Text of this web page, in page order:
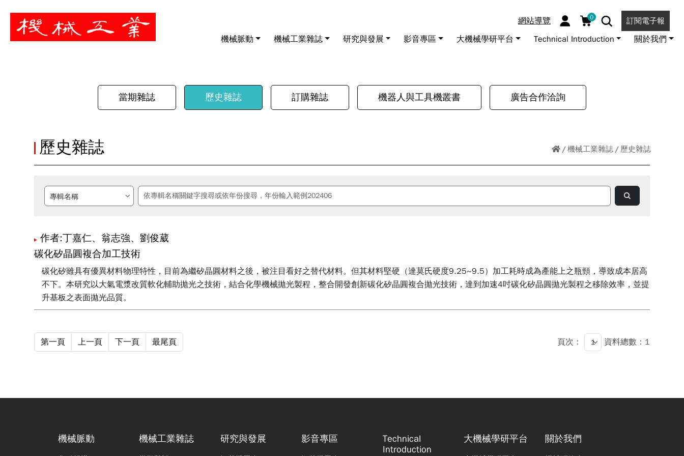
網站導覽 0 訂閱電子報
機械脈動 機械工業雜誌 研究與發展 影音專區 大機械學研平台 Technical Introduction 關於我們
暫停
當期雜誌 歷史雜誌 訂購雜誌 機器人與工具機叢書 廣告合作洽詢
機械工業雜誌 歷史雜誌
歷史雜誌
作者:丁嘉仁、翁志強、劉俊葳
碳化矽晶圓複合加工技術
碳化矽雖具有優異材料物理特性，目前為繼矽晶圓材料之後，被注目看好之替代材料。但其材料堅硬（達莫氏硬度9.25~9.5）加工耗時成為產能上之瓶頸，導致成本居高
不下。本研究以大氣電漿改質軟化輔助拋光之技術，結合化學機械拋光製程，整合開發創新碳化矽晶圓複合拋光技術，達到加速4吋碳化矽晶圓拋光製程之移除效率，並提
升基板之表面拋光品質。
第一頁 上一頁 下一頁 最尾頁 頁次： 資料總數：1
機械脈動 機械工業雜誌 研究與發展 影音專區
Technical
Introduction
大機械學研平台 關於我們